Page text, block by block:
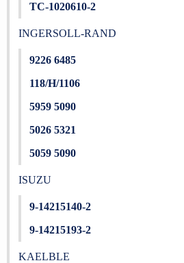
TC-1020610-2
INGERSOLL-RAND
9226 6485
118/H/1106
5959 5090
5026 5321
5059 5090
ISUZU
9-14215140-2
9-14215193-2
KAELBLE